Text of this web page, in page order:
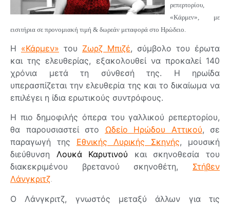
ρεπερτορίου,
«Κάρμεν», με
εισιτήρια σε προνομιακή τιμή & δωρεάν μεταφορά στο Ηρώδειο.
Η «Κάρμεν» του Ζωρζ Μπιζέ, σύμβολο του έρωτα
και της ελευθερίας, εξακολουθεί να προκαλεί 140
χρόνια μετά τη σύνθεσή της. Η ηρωίδα
υπερασπίζεται την ελευθερία της και το δικαίωμα να
επιλέγει η ίδια ερωτικούς συντρόφους.
Η πιο δημοφιλής όπερα του γαλλικού ρεπερτορίου,
θα παρουσιαστεί στο Ωδείο Ηρώδου Αττικού, σε
παραγωγή της Εθνικής Λυρικής Σκηνής, μουσική
διεύθυνση Λουκά Καρυτινού και σκηνοθεσία του
διακεκριμένου βρετανού σκηνοθέτη, Στήβεν
Λάνγκριτζ.
Ο Λάνγκριτζ, γνωστός μεταξύ άλλων για τις